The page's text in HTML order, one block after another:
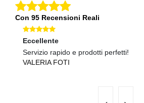
Con 95 Recensioni Reali
Eccellente
Servizio rapido e prodotti perfetti!
VALERIA FOTI